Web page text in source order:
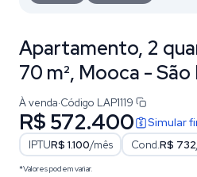
Apartamento, 2
70 m², Mooca - São
À venda·Código LAP1119
R$ 572.400 Simular
IPTUR$ 1.100/mês Cond.R$ 732
*Valores podem variar.